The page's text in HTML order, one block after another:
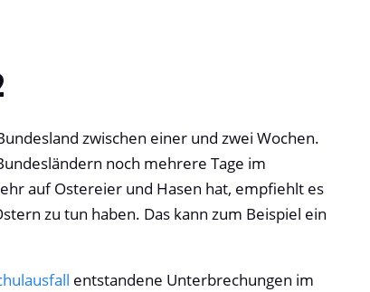
zwischen einer und zwei Wochen.
noch mehrere Tage im
auf Ostereier und Hasen hat, empfiehlt es
zu tun haben. Das kann zum Beispiel ein
entstandene Unterbrechungen im